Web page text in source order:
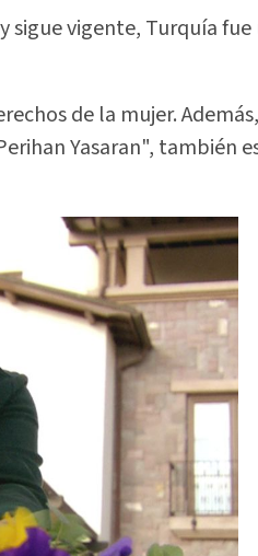
vigente, Turquía fue
de la mujer.
Yasaran", también